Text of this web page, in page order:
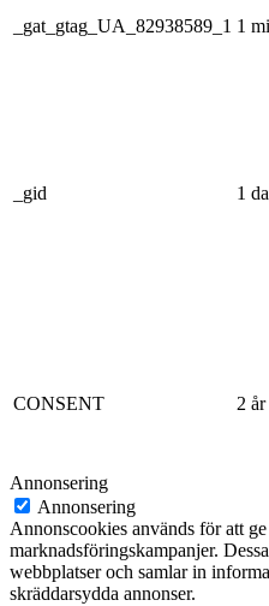
_gat_gtag_UA_82938589_1 1
_gid 1
CONSENT 2 år
Annonsering
Annonsering
Annonscookies används för att
marknadsföringskampanjer.
webbplatser och samlar in
skräddarsydda annonser.